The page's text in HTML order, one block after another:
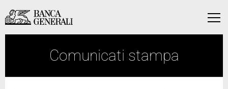
Vai al contenuto principale
Menu
Vai al contenuto principale
Comunicati stampa